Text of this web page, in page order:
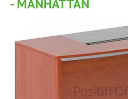
- MANHATTAN